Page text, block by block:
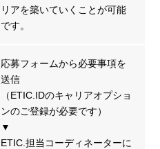
リアを築いていくことが可能
です。
応募フォームから必要事項を
送信
（ETIC.IDのキャリアオプショ
ンのご登録が必要です）
▼
ETIC.担当コーディネーターに